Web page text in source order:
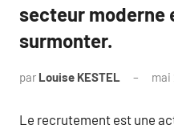
secteur moderne
surmonter.
par Louise KESTEL mai
Le recrutement est une